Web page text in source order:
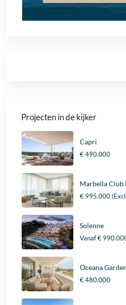
Projecten in de kijker
Capri
€ 490.000
Marbella Club
€ 995.000
Solenne
Vanaf€
Oceana
€ 480.000